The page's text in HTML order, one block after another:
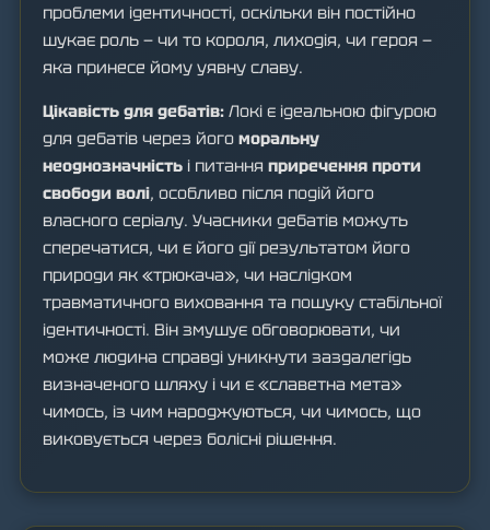
проблеми ідентичності, оскільки він постійно
шукає роль — чи то короля, лиходія, чи героя —
яка принесе йому уявну славу.
Цікавість для дебатів: Локі є ідеальною фігурою
для дебатів через його моральну
неоднозначність і питання приречення проти
свободи волі, особливо після подій його
власного серіалу. Учасники дебатів можуть
сперечатися, чи є його дії результатом його
природи як «трюкача», чи наслідком
травматичного виховання та пошуку стабільної
ідентичності. Він змушує обговорювати, чи
може людина справді уникнути заздалегідь
визначеного шляху і чи є «славетна мета»
чимось, із чим народжуються, чи чимось, що
виковується через болісні рішення.